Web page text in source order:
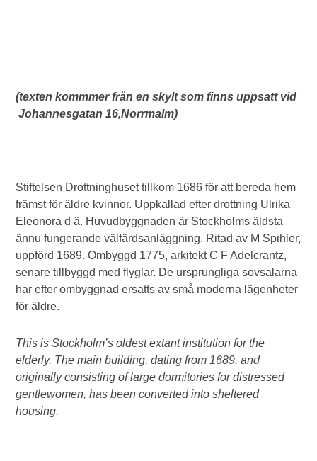
(texten kommmer från en skylt som finns uppsatt vid
Johannesgatan 16,Norrmalm)
Stiftelsen Drottninghuset tillkom 1686 för att bereda hem
främst för äldre kvinnor. Uppkallad efter drottning Ulrika
Eleonora d ä. Huvudbyggnaden är Stockholms äldsta
ännu fungerande välfärdsanläggning. Ritad av M Spihler,
uppförd 1689. Ombyggd 1775, arkitekt C F Adelcrantz,
senare tillbyggd med flyglar. De ursprungliga sovsalarna
har efter ombyggnad ersatts av små moderna lägenheter
för äldre.
This is Stockholm’s oldest extant institution for the
elderly. The main building, dating from 1689, and
originally consisting of large dormitories for distressed
gentlewomen, has been converted into sheltered
housing.